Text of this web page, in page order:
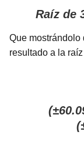
Raíz de
Que mostrándolo
resultado a la